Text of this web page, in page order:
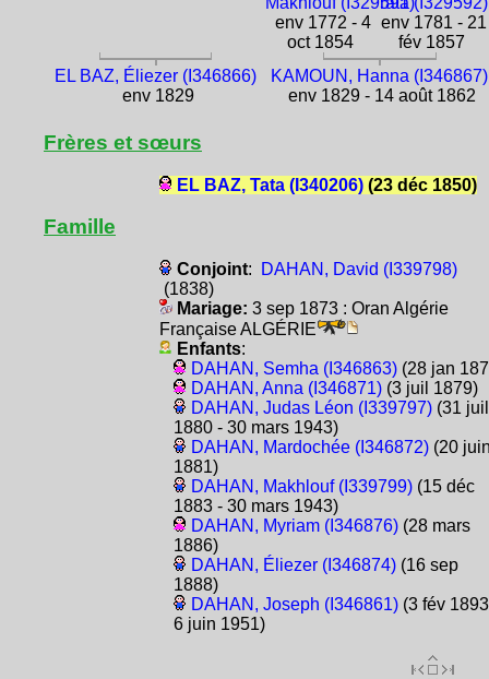
env 1772 - 4
oct 1854
env 1781 - 21
fév 1857
EL BAZ, Éliezer (I346866)
env 1829
KAMOUN, Hanna (I346867)
env 1829 - 14 août 1862
Frères et sœurs
EL BAZ, Tata (I340206)(23 déc 1850)
Famille
Conjoint:
DAHAN, David (I339798)
(1838)
Mariage: 3 sep 1873 : Oran Algérie
Française ALGÉRIE
Enfants:
DAHAN, Semha (I346863)(28 jan
DAHAN, Anna (I346871)(3 juil 1879)
DAHAN, Judas Léon (I339797)(31 juil
1880 - 30 mars 1943)
DAHAN, Mardochée (I346872)(20
1881)
DAHAN, Makhlouf (I339799)(15 déc
1883 - 30 mars 1943)
DAHAN, Myriam (I346876)(28 mars
1886)
DAHAN, Éliezer (I346874)(16 sep
1888)
DAHAN, Joseph (I346861)(3 fév
6 juin 1951)